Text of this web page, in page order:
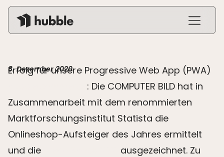
Frontend Cloud
Preise
Login
8. Dezember 2020
Erfolg für unsere Progressive Web App (PWA)
: Die COMPUTER BILD hat in
Zusammenarbeit mit dem renommierten
Marktforschungsinstitut Statista die
Onlineshop-Aufsteiger des Jahres ermittelt
und die
ausgezeichnet. Zu